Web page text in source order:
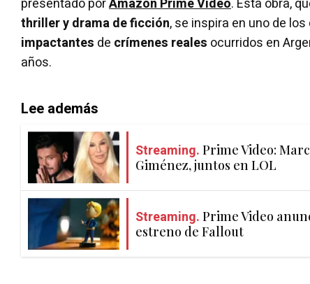
presentado porAmazon Prime Video. Esta obra,
thriller y drama de ficción, se inspira en uno de
impactantes de crímenes reales ocurridos en
años.
Lee además
Streaming. Prime Video:
Giménez, juntos en LOL
Streaming. Prime Video
estreno de Fallout